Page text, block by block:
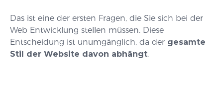
Das ist eine der ersten Fragen, die Sie sich bei der
Web Entwicklung stellen müssen. Diese
Entscheidung ist unumgänglich, da der gesamte
Stil der Website davon abhängt.